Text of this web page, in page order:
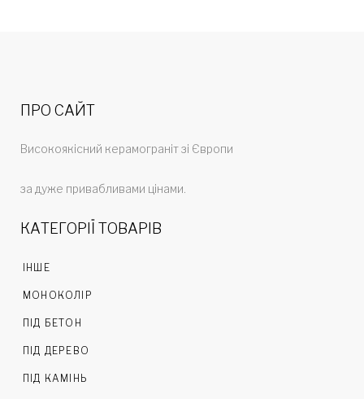
ПРО САЙТ
Високоякісний керамограніт зі Європи
за дуже привабливами цінами.
КАТЕГОРІЇ ТОВАРІВ
ІНШЕ
МОНОКОЛІР
ПІД БЕТОН
ПІД ДЕРЕВО
ПІД КАМІНЬ